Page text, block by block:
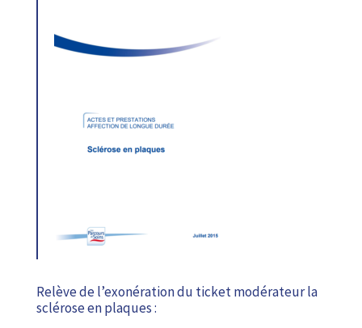
Relève de l’exonération du ticket modérateur la
sclérose en plaques :